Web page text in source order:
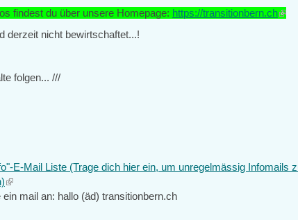
findest du über unsere Homepage: https://transitionbern.ch(link
derzeit nicht bewirtschaftet...!
folgen... ///
E-Mail Liste (Trage dich hier ein, um unregelmässig Infomails
(link
is
ein mail an: hallo (äd) transitionbern.ch